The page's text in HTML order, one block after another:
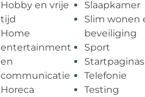
Hobby en vrije
tijd
Home
entertainment
en
communicatie
Horeca
Slaapkamer
Slim wonen
beveiliging
Sport
Startpaginas
Telefonie
Testing